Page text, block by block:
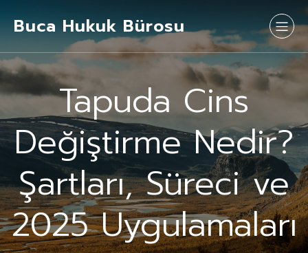
Buca Hukuk Bürosu
Tapuda Cins
Değiştirme Nedir?
Şartları, Süreci ve
2025 Uygulamaları